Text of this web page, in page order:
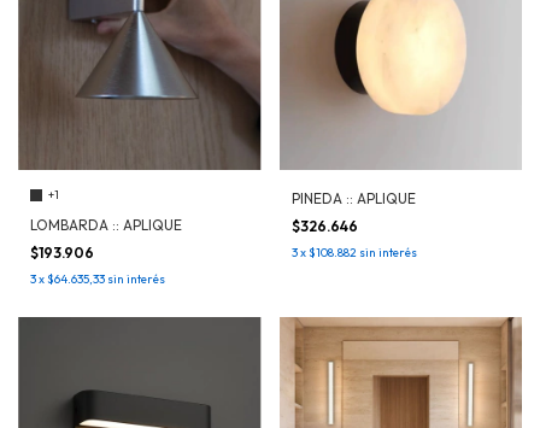
+1
LOMBARDA :: APLIQUE
$193.906
3x$64.635,33 sin interés
PINEDA :: APLIQUE
$326.646
3x$108.882 sin interés